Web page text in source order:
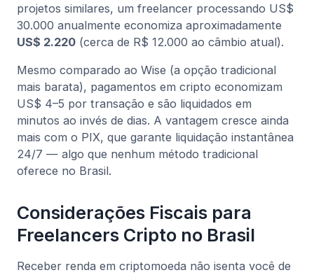
projetos similares, um freelancer processando US$
30.000 anualmente economiza aproximadamente
US$ 2.220 (cerca de R$ 12.000 ao câmbio atual).
Mesmo comparado ao Wise (a opção tradicional
mais barata), pagamentos em cripto economizam
US$ 4–5 por transação e são liquidados em
minutos ao invés de dias. A vantagem cresce ainda
mais com o PIX, que garante liquidação instantânea
24/7 — algo que nenhum método tradicional
oferece no Brasil.
Considerações Fiscais para
Freelancers Cripto no Brasil
Receber renda em criptomoeda não isenta você de